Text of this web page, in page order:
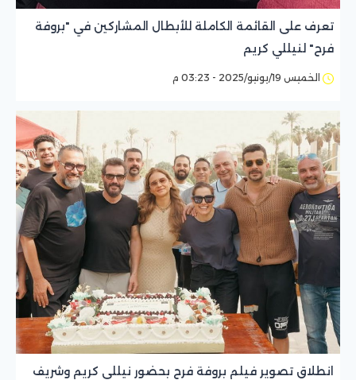
تعرف على القائمة الكاملة للأبطال المشاركين في "بروفة
فرح" لنيللي كريم
الخميس 19/يونيو/2025 - 03:23 م
انطلاق تصوير فيلم بروفة فرح بحضور نيللي كريم وشريف